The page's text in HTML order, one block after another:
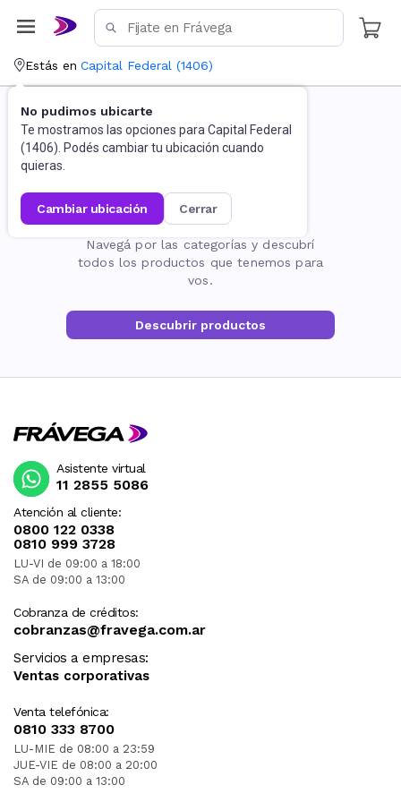
Estás en Capital Federal (1406)
No pudimos ubicarte
Te mostramos las opciones para Capital Federal
(1406). Podés cambiar tu ubicación cuando
quieras.
cambiar ubicación cerrar
La página no existe
Navegá por las categorías y descubrí
todos los productos que tenemos para
vos.
Descubrir productos
Atención al cliente:
0800 122 0338
0810 999 3728
LU-VI de 09:00 a 18:00
SA de 09:00 a 13:00
Cobranza de créditos:
cobranzas@fravega.com.ar
Servicios a empresas:
Ventas corporativas
Venta telefónica:
0810 333 8700
LU-MIE de 08:00 a 23:59
JUE-VIE de 08:00 a 20:00
SA de 09:00 a 13:00
Asistente virtual
11 2855 5086